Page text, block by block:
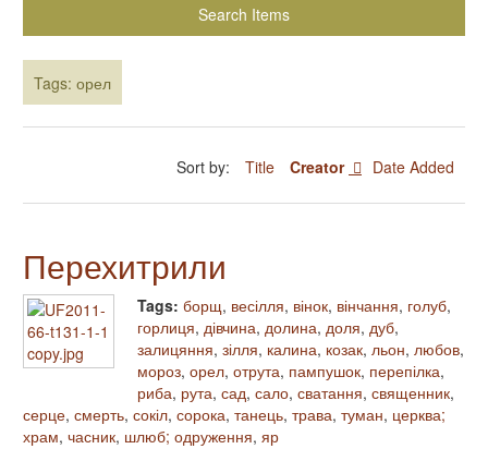
Search Items
Tags: орел
Sort by: Title Creator Date Added
Перехитрили
Tags: борщ, весілля, вінок, вінчання, голуб,
горлиця, дівчина, долина, доля, дуб,
залицяння, зілля, калина, козак, льон, любов,
мороз, орел, отрута, пампушок, перепілка,
риба, рута, сад, сало, сватання, священник,
серце, смерть, сокіл, сорока, танець, трава, туман, церква;
храм, часник, шлюб; одруження, яр